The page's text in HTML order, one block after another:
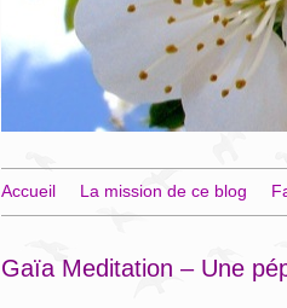
Accueil La mission de ce blog
Gaïa Meditation – Une